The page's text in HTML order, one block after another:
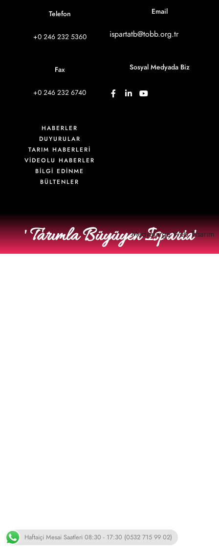
Telefon
+0 246 232 5360
Fax
+0 246 232 6740
Email
ispartatb@tobb.org.tr
Sosyal Medyada Biz
HABERLER
DUYURULAR
TARIM HABERLERİ
VIDEOLU HABERLER
BİLGİ EDİNME
BÜLTENLER
' Tarımla Büyüyen Isparta'
MedyalargeWeb Tasarım
Haftaiçi Mesai Saatleri 08:30 - 17:30 (0532 715 99 02)